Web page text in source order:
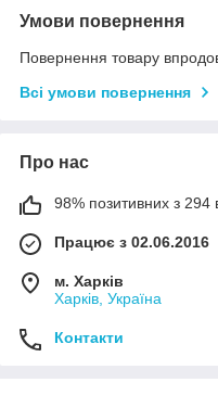
Умови повернення
Повернення товару
Всі умови повернення
Про нас
98% позитивних з 294
Працює з 02.06.2016
м. Харків
Харків, Україна
Контакти